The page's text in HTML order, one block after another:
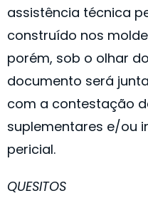
assistência técnica
construído nos
porém, sob o olhar
documento será
com a contestação
suplementares e/ou
pericial.
QUESITOS